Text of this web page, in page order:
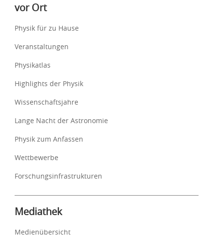
vor Ort
Physik für zu Hause
Veranstaltungen
Physikatlas
Highlights der Physik
Wissenschaftsjahre
Lange Nacht der Astronomie
Physik zum Anfassen
Wettbewerbe
Forschungsinfrastrukturen
Mediathek
Medienübersicht